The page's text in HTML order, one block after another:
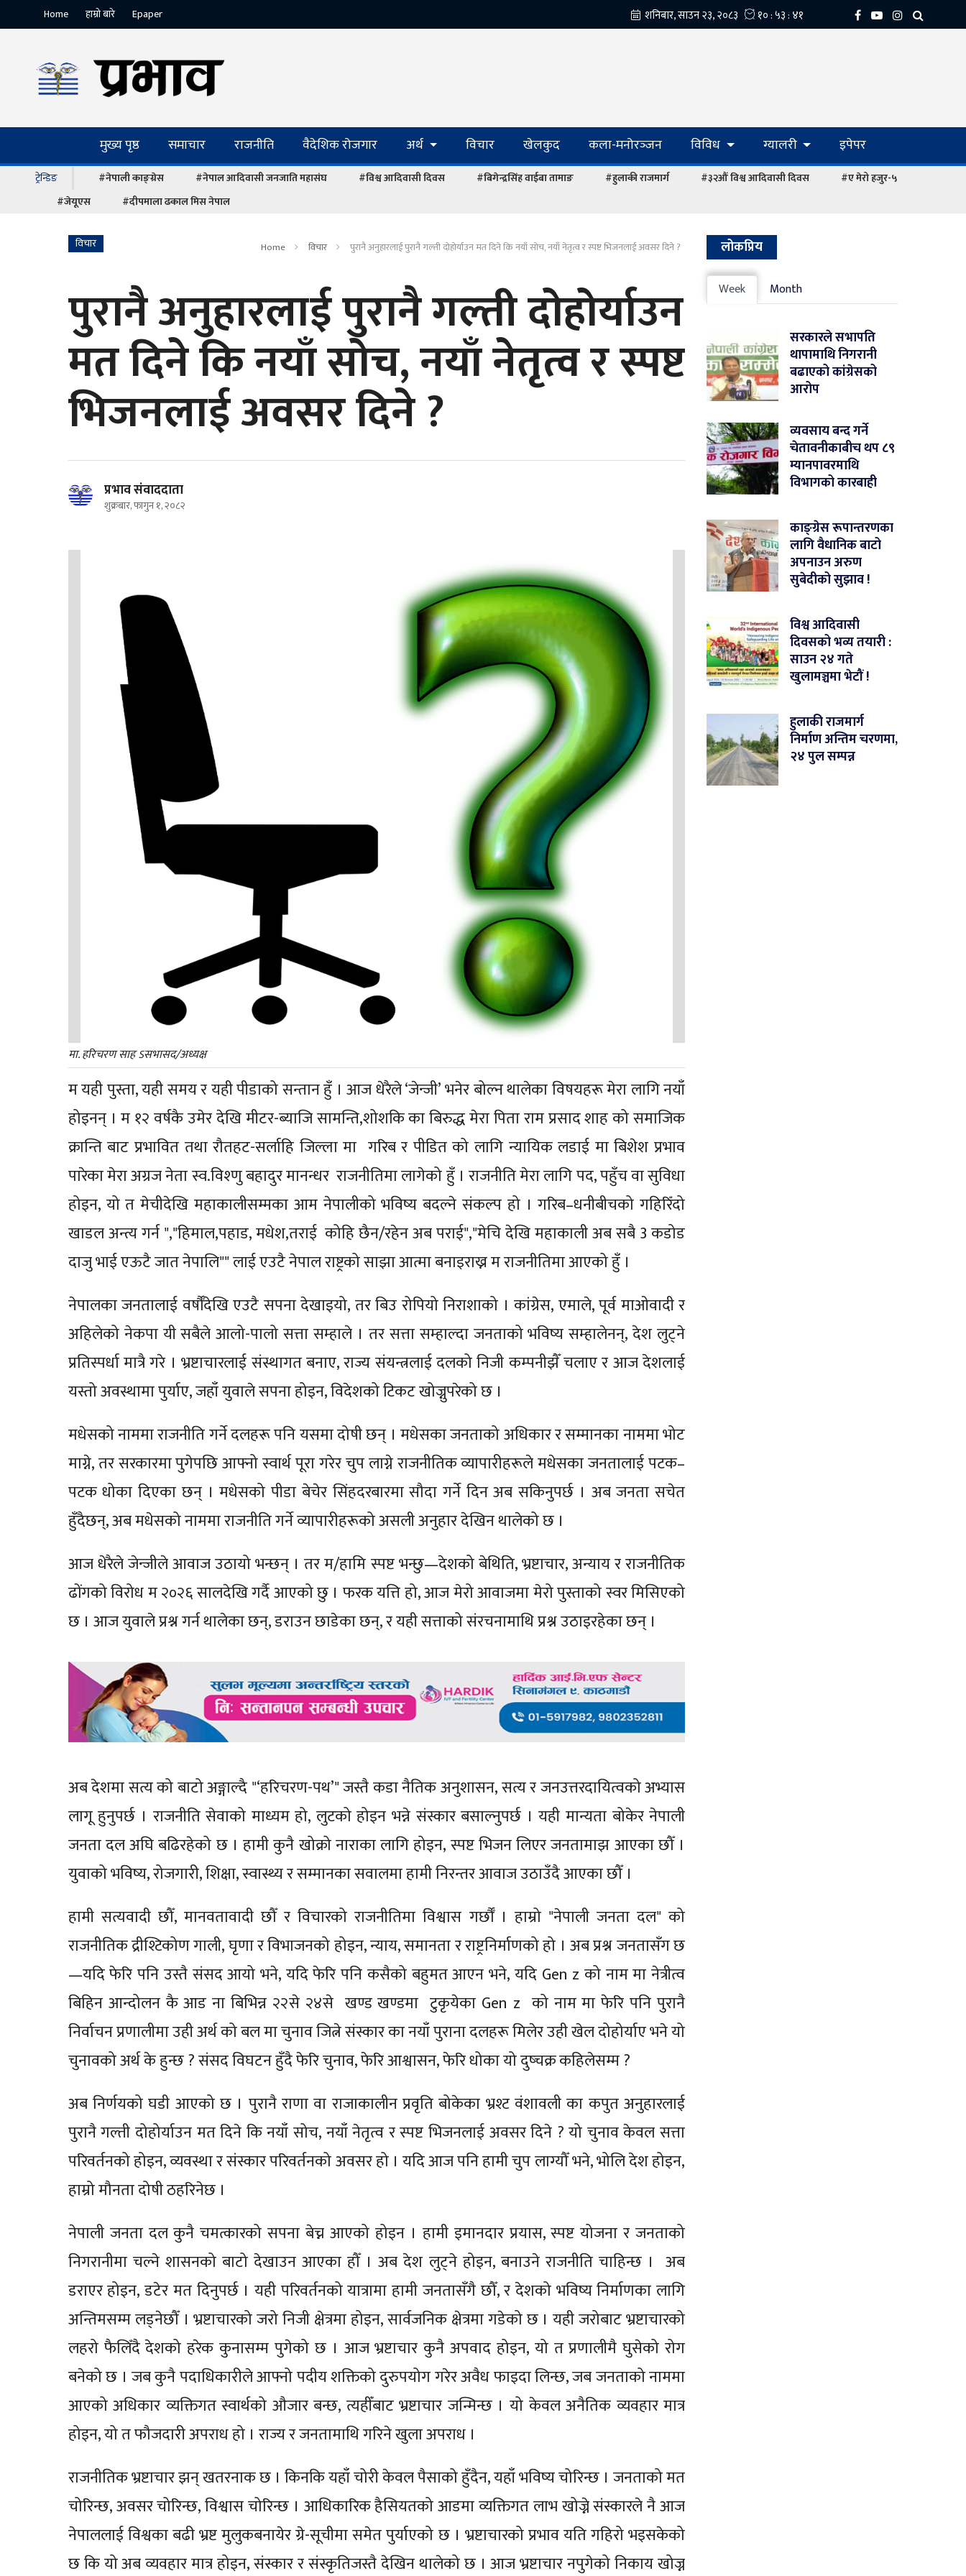
Home हाम्रो बारे Epaper
मुख्य पृष्ठ समाचार राजनीति वैदेशिक रोजगार अर्थ विचार खेलकुद कला-मनोरञ्‍जन विविध ग्यालरी इपेपर
ट्रेन्डिङ #नेपाली काङ्ग्रेस #नेपाल आदिवासी जनजाति महासंघ #विश्व आदिवासी दिवस #बिगेन्द्रसिंह वाईबा तामाङ #हुलाकी राजमार्ग #३२औं विश्व आदिवासी दिवस
#ए मेरो हजुर-५
#जेयूएस
#दीपमाला ढकाल मिस नेपाल
विचार Home विचार पुरानै अनुहारलाई पुरानै गल्ती दोहोर्याउन मत दिने कि नयाँ सोच, नयाँ नेतृत्व र स्पष्ट भिजनलाई अवसर दिने ?
पुरानै अनुहारलाई पुरानै गल्ती दोहोर्याउन
मत दिने कि नयाँ सोच, नयाँ नेतृत्व र स्पष्ट
भिजनलाई अवसर दिने ?
प्रभाव संवाददाता
शुक्रबार, फागुन १, २०८२
मा. हरिचरण साह ऽसभासद/अध्यक्ष
म यही पुस्ता, यही समय र यही पीडाको सन्तान हुँ । आज धेरैले ‘जेन्जी’ भनेर बोल्न थालेका विषयहरू मेरा लागि नयाँ
होइनन् । म १२ वर्षकै उमेर देखि मीटर-ब्याजि सामन्ति,शोशकि का बिरुद्ध मेरा पिता राम प्रसाद शाह को समाजिक
क्रान्ति बाट प्रभावित तथा रौतहट-सर्लाहि जिल्ला मा गरिब र पीडित को लागि न्यायिक लडाई मा बिशेश प्रभाव
पारेका मेरा अग्रज नेता स्व.विश्णु बहादुर मानन्धर राजनीतिमा लागेको हुँ । राजनीति मेरा लागि पद, पहुँच वा सुविधा
होइन, यो त मेचीदेखि महाकालीसम्मका आम नेपालीको भविष्य बदल्ने संकल्प हो । गरिब–धनीबीचको गहिरिँदो
खाडल अन्त्य गर्न ","हिमाल,पहाड, मधेश,तराई कोहि छैन/रहेन अब पराई","मेचि देखि महाकाली अब सबै 3 कडोड
दाजु भाई एऊटै जात नेपालि"" लाई एउटै नेपाल राष्ट्रको साझा आत्मा बनाइराख्न म राजनीतिमा आएको हुँ ।
नेपालका जनतालाई वर्षौँदेखि एउटै सपना देखाइयो, तर बिउ रोपियो निराशाको । कांग्रेस, एमाले, पूर्व माओवादी र
अहिलेको नेकपा यी सबैले आलो-पालो सत्ता सम्हाले । तर सत्ता सम्हाल्दा जनताको भविष्य सम्हालेनन्, देश लुट्ने
प्रतिस्पर्धा मात्रै गरे । भ्रष्टाचारलाई संस्थागत बनाए, राज्य संयन्त्रलाई दलको निजी कम्पनीझैँ चलाए र आज देशलाई
यस्तो अवस्थामा पुर्याए, जहाँ युवाले सपना होइन, विदेशको टिकट खोज्नुपरेको छ ।
मधेसको नाममा राजनीति गर्ने दलहरू पनि यसमा दोषी छन् । मधेसका जनताको अधिकार र सम्मानका नाममा भोट
माग्ने, तर सरकारमा पुगेपछि आफ्नो स्वार्थ पूरा गरेर चुप लाग्ने राजनीतिक व्यापारीहरूले मधेसका जनतालाई पटक–
पटक धोका दिएका छन् । मधेसको पीडा बेचेर सिंहदरबारमा सौदा गर्ने दिन अब सकिनुपर्छ । अब जनता सचेत
हुँदैछन्, अब मधेसको नाममा राजनीति गर्ने व्यापारीहरूको असली अनुहार देखिन थालेको छ ।
आज धेरैले जेन्जीले आवाज उठायो भन्छन् । तर म/हामि स्पष्ट भन्छु—देशको बेथिति, भ्रष्टाचार, अन्याय र राजनीतिक
ढोंगको विरोध म २०२६ सालदेखि गर्दै आएको छु । फरक यत्ति हो, आज मेरो आवाजमा मेरो पुस्ताको स्वर मिसिएको
छ । आज युवाले प्रश्न गर्न थालेका छन्, डराउन छाडेका छन्, र यही सत्ताको संरचनामाथि प्रश्न उठाइरहेका छन् ।
अब देशमा सत्य को बाटो अङ्गाल्दै "‘हरिचरण-पथ’" जस्तै कडा नैतिक अनुशासन, सत्य र जनउत्तरदायित्वको अभ्यास
लागू हुनुपर्छ । राजनीति सेवाको माध्यम हो, लुटको होइन भन्ने संस्कार बसाल्नुपर्छ । यही मान्यता बोकेर नेपाली
जनता दल अघि बढिरहेको छ । हामी कुनै खोक्रो नाराका लागि होइन, स्पष्ट भिजन लिएर जनतामाझ आएका छौँ ।
युवाको भविष्य, रोजगारी, शिक्षा, स्वास्थ्य र सम्मानका सवालमा हामी निरन्तर आवाज उठाउँदै आएका छौँ ।
हामी सत्यवादी छौँ, मानवतावादी छौँ र विचारको राजनीतिमा विश्वास गर्छौँ । हाम्रो "नेपाली जनता दल" को
राजनीतिक द्रीश्टिकोण गाली, घृणा र विभाजनको होइन, न्याय, समानता र राष्ट्रनिर्माणको हो । अब प्रश्न जनतासँग छ
—यदि फेरि पनि उस्तै संसद आयो भने, यदि फेरि पनि कसैको बहुमत आएन भने, यदि Gen z को नाम मा नेत्रीत्व
बिहिन आन्दोलन कै आड ना बिभिन्न २२से २४से खण्ड खण्डमा टुकृयेका Gen z को नाम मा फेरि पनि पुरानै
निर्वाचन प्रणालीमा उही अर्थ को बल मा चुनाव जित्ने संस्कार का नयाँ पुराना दलहरू मिलेर उही खेल दोहोर्याए भने यो
चुनावको अर्थ के हुन्छ ? संसद विघटन हुँदै फेरि चुनाव, फेरि आश्वासन, फेरि धोका यो दुष्चक्र कहिलेसम्म ?
अब निर्णयको घडी आएको छ । पुरानै राणा वा राजाकालीन प्रवृति बोकेका भ्रश्ट वंशावली का कपुत अनुहारलाई
पुरानै गल्ती दोहोर्याउन मत दिने कि नयाँ सोच, नयाँ नेतृत्व र स्पष्ट भिजनलाई अवसर दिने ? यो चुनाव केवल सत्ता
परिवर्तनको होइन, व्यवस्था र संस्कार परिवर्तनको अवसर हो । यदि आज पनि हामी चुप लाग्यौँ भने, भोलि देश होइन,
हाम्रो मौनता दोषी ठहरिनेछ ।
नेपाली जनता दल कुनै चमत्कारको सपना बेच्न आएको होइन । हामी इमानदार प्रयास, स्पष्ट योजना र जनताको
निगरानीमा चल्ने शासनको बाटो देखाउन आएका हौँ । अब देश लुट्ने होइन, बनाउने राजनीति चाहिन्छ । अब
डराएर होइन, डटेर मत दिनुपर्छ । यही परिवर्तनको यात्रामा हामी जनतासँगै छौँ, र देशको भविष्य निर्माणका लागि
अन्तिमसम्म लड्नेछौँ । भ्रष्टाचारको जरो निजी क्षेत्रमा होइन, सार्वजनिक क्षेत्रमा गडेको छ । यही जरोबाट भ्रष्टाचारको
लहरो फैलिँदै देशको हरेक कुनासम्म पुगेको छ । आज भ्रष्टाचार कुनै अपवाद होइन, यो त प्रणालीमै घुसेको रोग
बनेको छ । जब कुनै पदाधिकारीले आफ्नो पदीय शक्तिको दुरुपयोग गरेर अवैध फाइदा लिन्छ, जब जनताको नाममा
आएको अधिकार व्यक्तिगत स्वार्थको औजार बन्छ, त्यहीँबाट भ्रष्टाचार जन्मिन्छ । यो केवल अनैतिक व्यवहार मात्र
होइन, यो त फौजदारी अपराध हो । राज्य र जनतामाथि गरिने खुला अपराध ।
राजनीतिक भ्रष्टाचार झन् खतरनाक छ । किनकि यहाँ चोरी केवल पैसाको हुँदैन, यहाँ भविष्य चोरिन्छ । जनताको मत
चोरिन्छ, अवसर चोरिन्छ, विश्वास चोरिन्छ । आधिकारिक हैसियतको आडमा व्यक्तिगत लाभ खोज्ने संस्कारले नै आज
नेपाललाई विश्वका बढी भ्रष्ट मुलुकबनायेर ग्रे-सूचीमा समेत पुर्याएको छ । भ्रष्टाचारको प्रभाव यति गहिरो भइसकेको
छ कि यो अब व्यवहार मात्र होइन, संस्कार र संस्कृतिजस्तै देखिन थालेको छ । आज भ्रष्टाचार नपुगेको निकाय खोज्न
लोकप्रिय
Week Month
सरकारले सभापति
थापामाथि निगरानी
बढाएको कांग्रेसको
आरोप
व्यवसाय बन्द गर्ने
चेतावनीकाबीच थप ८९
म्यानपावरमाथि
विभागको कारबाही
काङ्ग्रेस रूपान्तरणका
लागि वैधानिक बाटो
अपनाउन अरुण
सुबेदीको सुझाव !
विश्व आदिवासी
दिवसको भव्य तयारी :
साउन २४ गते
खुलामञ्चमा भेटौं !
हुलाकी राजमार्ग
निर्माण अन्तिम चरणमा,
२४ पुल सम्पन्न